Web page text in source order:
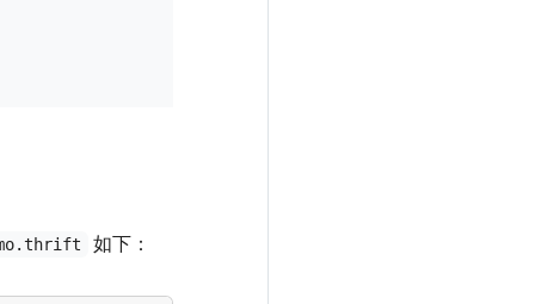
如下：